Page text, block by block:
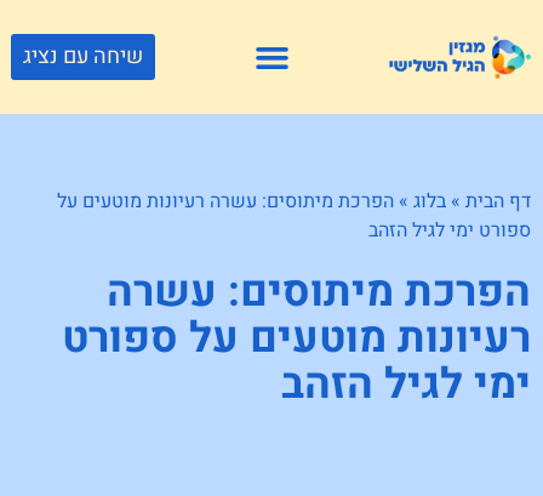
שיחה עם נציג
דף הבית » בלוג » הפרכת מיתוסים: עשרה רעיונות מוטעים על
ספורט ימי לגיל הזהב
הפרכת מיתוסים: עשרה
רעיונות מוטעים על ספורט
ימי לגיל הזהב